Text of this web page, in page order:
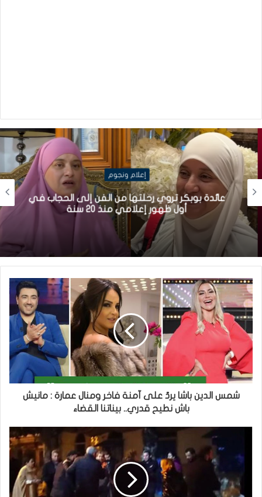
إعلام ونجوم
عائدة بوبكر تروي رحلتها من الفن إلى الحجاب في
أول ظهور إعلامي منذ 20 سنة
شمس الدين باشا يردّ على آمنة فاخر ومنال عمارة : مانيش
باش نطيح قدري.. بيناتنا القضاء